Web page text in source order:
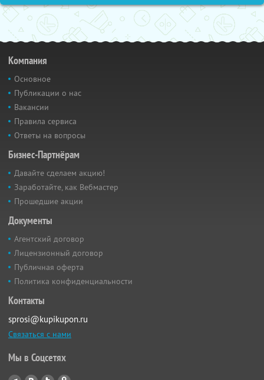
Компания
Основное
Публикации о нас
Вакансии
Правила сервиса
Ответы на вопросы
Бизнес-Партнёрам
Давайте сделаем акцию!
Заработайте, как Вебмастер
Прошедшие акции
Документы
Агентский договор
Лицензионный договор
Публичная оферта
Политика конфиденциальности
Контакты
sprosi@kupikupon.ru
Связаться с нами
Мы в Соцсетях